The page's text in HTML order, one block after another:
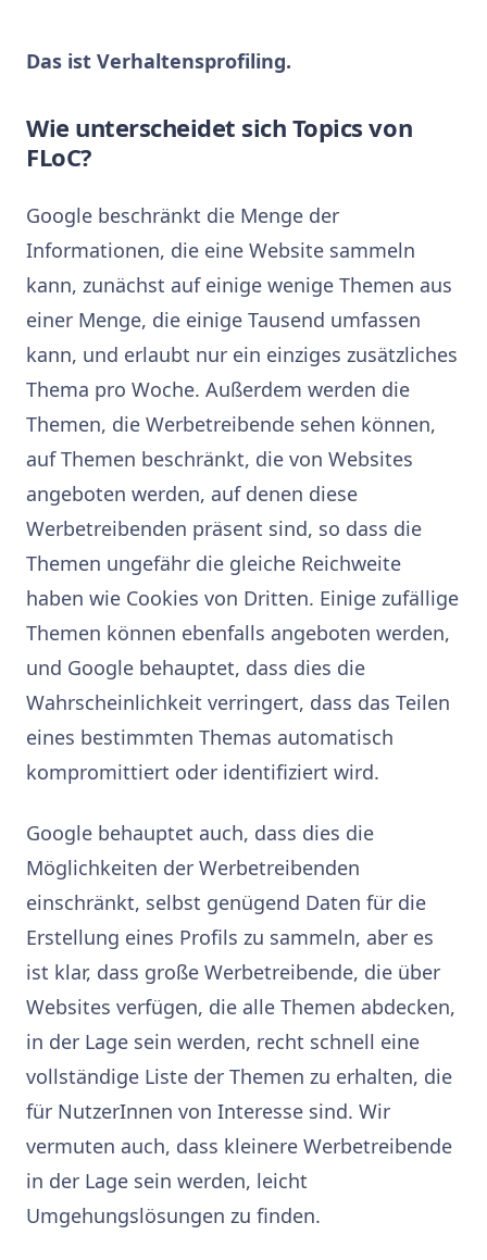
Das ist Verhaltensprofiling.
Wie unterscheidet sich Topics von
FLoC?
Google beschränkt die Menge der
Informationen, die eine Website sammeln
kann, zunächst auf einige wenige Themen aus
einer Menge, die einige Tausend umfassen
kann, und erlaubt nur ein einziges zusätzliches
Thema pro Woche. Außerdem werden die
Themen, die Werbetreibende sehen können,
auf Themen beschränkt, die von Websites
angeboten werden, auf denen diese
Werbetreibenden präsent sind, so dass die
Themen ungefähr die gleiche Reichweite
haben wie Cookies von Dritten. Einige zufällige
Themen können ebenfalls angeboten werden,
und Google behauptet, dass dies die
Wahrscheinlichkeit verringert, dass das Teilen
eines bestimmten Themas automatisch
kompromittiert oder identifiziert wird.
Google behauptet auch, dass dies die
Möglichkeiten der Werbetreibenden
einschränkt, selbst genügend Daten für die
Erstellung eines Profils zu sammeln, aber es
ist klar, dass große Werbetreibende, die über
Websites verfügen, die alle Themen abdecken,
in der Lage sein werden, recht schnell eine
vollständige Liste der Themen zu erhalten, die
für NutzerInnen von Interesse sind. Wir
vermuten auch, dass kleinere Werbetreibende
in der Lage sein werden, leicht
Umgehungslösungen zu finden.